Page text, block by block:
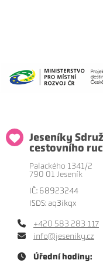
Jeseníky
cestovního
Palackého 1341/2
790 01 Jeseník
IČ: 68923244
ISDS: aq3ikqx
+420 583 283 117
info@jeseniky.cz
Úřední hodiny: